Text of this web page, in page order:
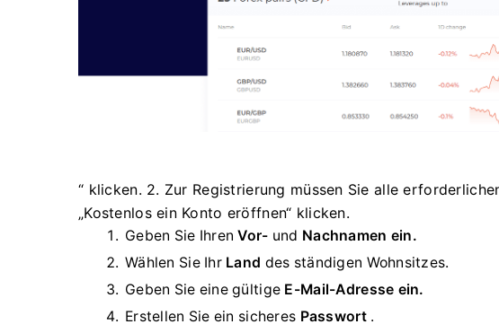
“ klicken. 2. Zur Registrierung müssen Sie alle
„Kostenlos ein Konto eröffnen“ klicken.
Geben Sie IhrenVor- und Nachnamen ein.
Wählen Sie Ihr Land des ständigen Wohnsitzes.
Geben Sie eine gültige E-Mail-Adresse ein.
Erstellen Sie ein sicheres Passwort.